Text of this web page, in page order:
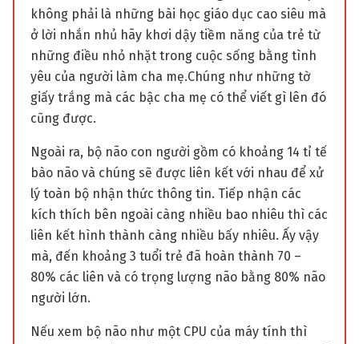
không phải là những bài học giáo dục cao siêu mà
ở lời nhắn nhủ hãy khơi dậy tiềm năng của trẻ từ
những điều nhỏ nhặt trong cuộc sống bằng tình
yêu của người làm cha mẹ.Chúng như những tờ
giấy trắng mà các bậc cha mẹ có thể viết gì lên đó
cũng được.
Ngoài ra, bộ não con người gồm có khoảng 14 tỉ tế
bào não và chúng sẽ được liên kết với nhau để xử
lý toàn bộ nhận thức thông tin. Tiếp nhận các
kích thích bên ngoài càng nhiều bao nhiêu thì các
liên kết hình thành càng nhiều bấy nhiêu. Ấy vậy
mà, đến khoảng 3 tuổi trẻ đã hoàn thành 70 –
80% các liên và có trọng lượng não bằng 80% não
người lớn.
Nếu xem bộ não như một CPU của máy tính thì